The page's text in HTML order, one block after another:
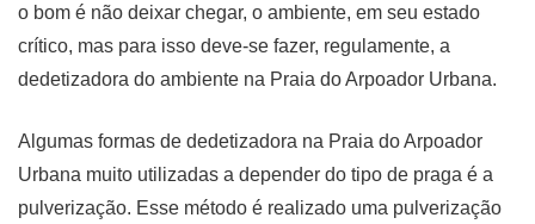
o bom é não deixar chegar, o ambiente, em seu estado
crítico, mas para isso deve-se fazer, regulamente, a
dedetizadora do ambiente na Praia do Arpoador Urbana.
Algumas formas de dedetizadora na Praia do Arpoador
Urbana muito utilizadas a depender do tipo de praga é a
pulverização. Esse método é realizado uma pulverização